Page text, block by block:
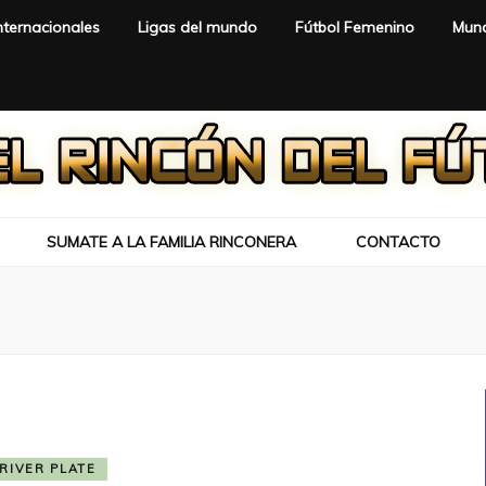
Ligas del mundo Fútbol Femenino
SUMATE A LA FAMILIA RINCONERA CONTACTO
RIVER PLATE